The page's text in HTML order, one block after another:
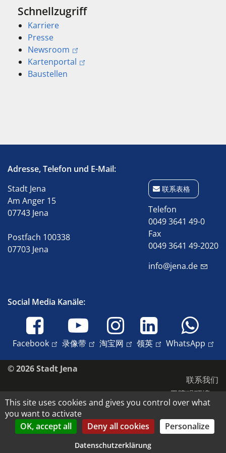
Schnellzugriff
Karriere
Presse
Newsroom
Kartenportal
Baustellen
Adresse, Telefon und E-Mail:
Stadt Jena
Am Anger 15
07743 Jena
Postfach 100338
07703 Jena
联系表格
Telefon
0049 3641 49-0
Fax
0049 3641 49-2020
info@jena.de
Social Media Kanäle:
Facebook 录像带 淘宝网 领英 WhatsApp
© 2026 Stadt Jena
联系我们
无障碍环境
数据保护
版本说明
版权和肖像权
This site uses cookies and gives you control over what
you want to activate
OK, accept all
Deny all cookies Personalize
Datenschutzerklärung